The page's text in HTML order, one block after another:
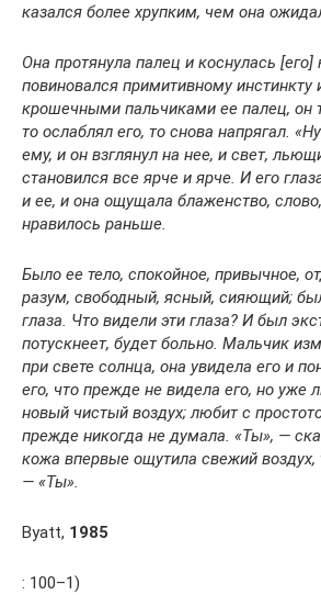
казался более хрупким, чем она
Она протянула палец и коснулась [его]
повиновался примитивному инстинкту
крошечными пальчиками ее палец, он
то ослаблял его, то снова напрягал.
ему, и он взглянул на нее, и свет,
становился все ярче и ярче. И его
и ее, и она ощущала блаженство,
нравилось раньше.
Было ее тело, спокойное, привычное,
разум, свободный, ясный, сияющий;
глаза. Что видели эти глаза? И был
потускнеет, будет больно. Мальчик
при свете солнца, она увидела его и
его, что прежде не видела его, но уже
новый чистый воздух; любит с
прежде никогда не думала. «Ты», —
кожа впервые ощутила свежий
— «Ты».
Byatt, 1985
: 100–1)